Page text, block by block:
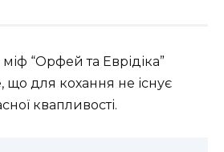
“Орфей та Еврідіка”
що для кохання не існує
квапливості.